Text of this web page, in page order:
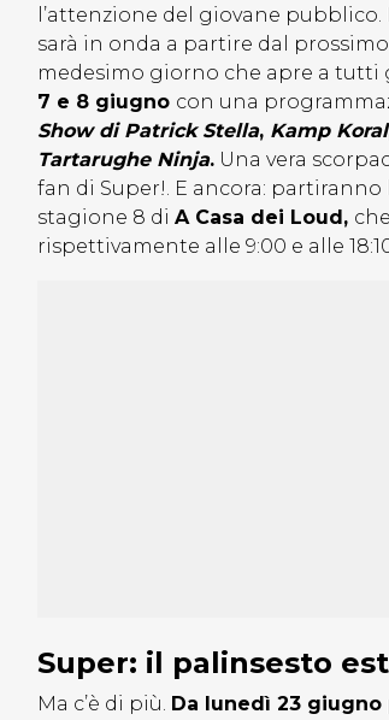
l’attenzione del giovane
sarà in onda a partire dal
medesimo giorno che apre a tutti
7 e 8 giugno con una
Show di Patrick Stella, Kamp Koral
Tartarughe Ninja. Una vera
fan di Super!. E ancora:
stagione 8 di A Casa dei Loud,
rispettivamente alle 9:00 e alle
Super: il palinsesto
Ma c’è di più. Da lunedì 23